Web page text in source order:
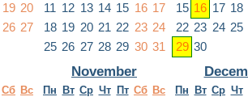
19 20
26 27
11 12 13 14 15 16 17
18 19 20 21 22 23 24
25 26 27 28 29 30 31
15 16 17 18
22 23 24 25
29 30
Сб Вс
November
Пн Вт Ср Чт Пт Сб Вс Пн Вт Ср Чт